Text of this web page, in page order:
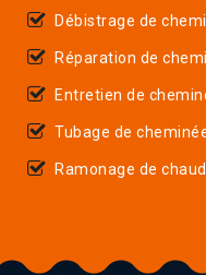
Débistrage de
Réparation de
Entretien de
Tubage de
Ramonage de